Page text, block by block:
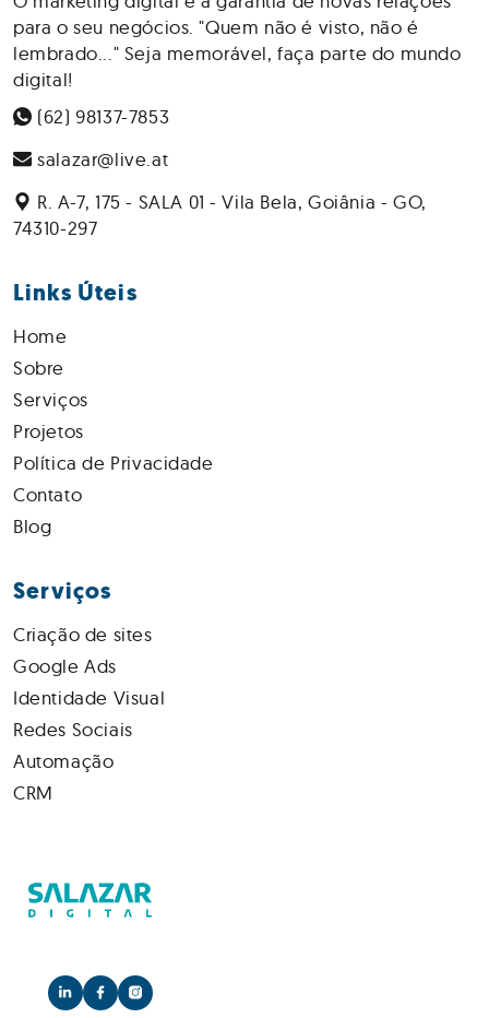
para o seu negócios. "Quem não é visto, não é
lembrado..." Seja memorável, faça parte do mundo
digital!
(62) 98137-7853
salazar@live.at
R. A-7, 175 - SALA 01 - Vila Bela, Goiânia - GO,
74310-297
Links Úteis
Home
Sobre
Serviços
Projetos
Política de Privacidade
Contato
Blog
Serviços
Criação de sites
Google Ads
Identidade Visual
Redes Sociais
Automação
CRM